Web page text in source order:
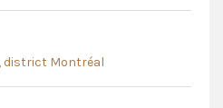
district Montréal